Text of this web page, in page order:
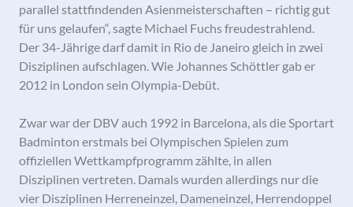
parallel stattfindenden Asienmeisterschaften – richtig gut
für uns gelaufen“, sagte Michael Fuchs freudestrahlend.
Der 34-Jährige darf damit in Rio de Janeiro gleich in zwei
Disziplinen aufschlagen. Wie Johannes Schöttler gab er
2012 in London sein Olympia-Debüt.
Zwar war der DBV auch 1992 in Barcelona, als die Sportart
Badminton erstmals bei Olympischen Spielen zum
offiziellen Wettkampfprogramm zählte, in allen
Disziplinen vertreten. Damals wurden allerdings nur die
vier Disziplinen Herreneinzel, Dameneinzel, Herrendoppel